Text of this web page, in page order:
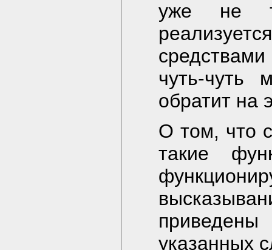
уже не
чуть-чуть
обратит на
О том, что
такие
указанных